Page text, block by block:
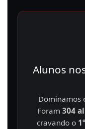
Alunos
Dominamos
Foram 304
cravando o